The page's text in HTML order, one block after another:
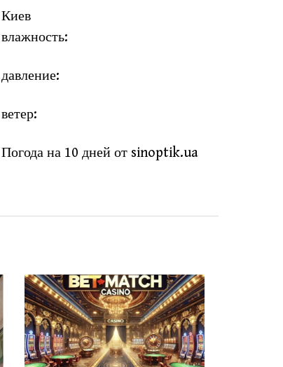
Киев
влажность:
давление:
ветер:
Погода на 10 дней от sinoptik.ua